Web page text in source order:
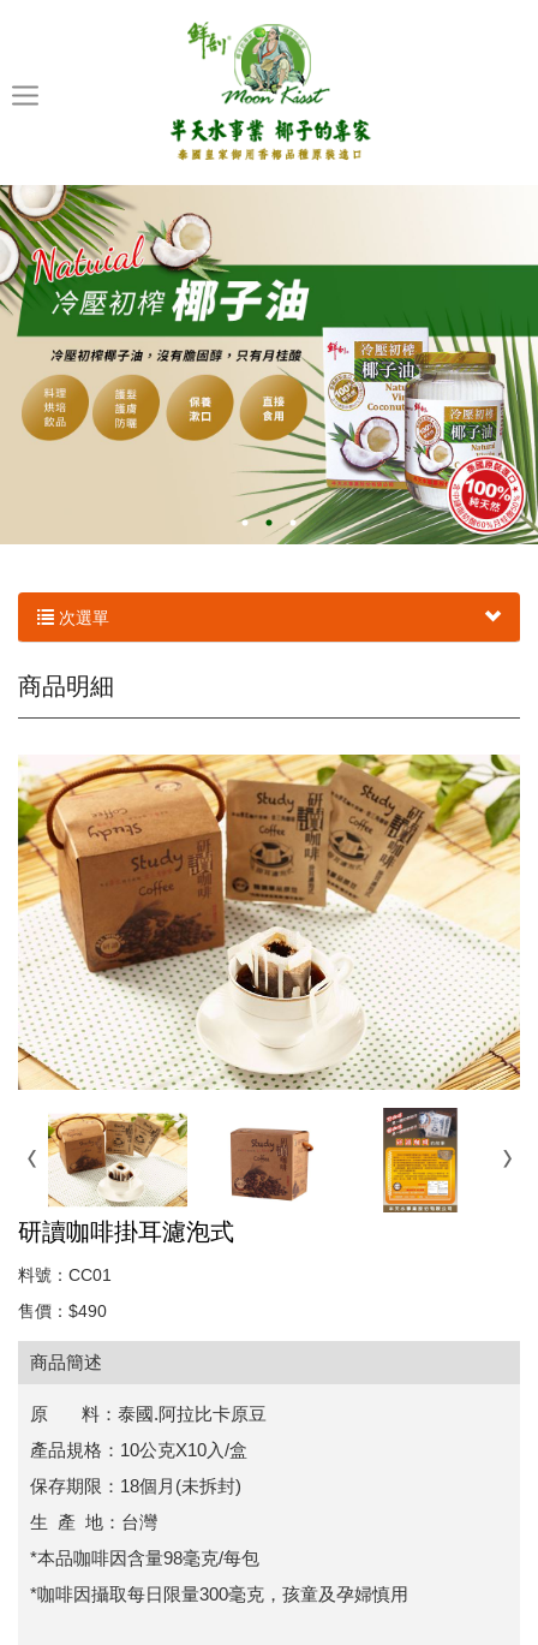
次選單
商品明細
研讀咖啡掛耳濾泡式
料號：CC01
售價：$490
商品簡述
原 料：泰國.阿拉比卡原豆
產品規格：10公克X10入/盒
保存期限：18個月(未拆封)
生 產 地：台灣
*本品咖啡因含量98毫克/每包
*咖啡因攝取每日限量300毫克，孩童及孕婦慎用